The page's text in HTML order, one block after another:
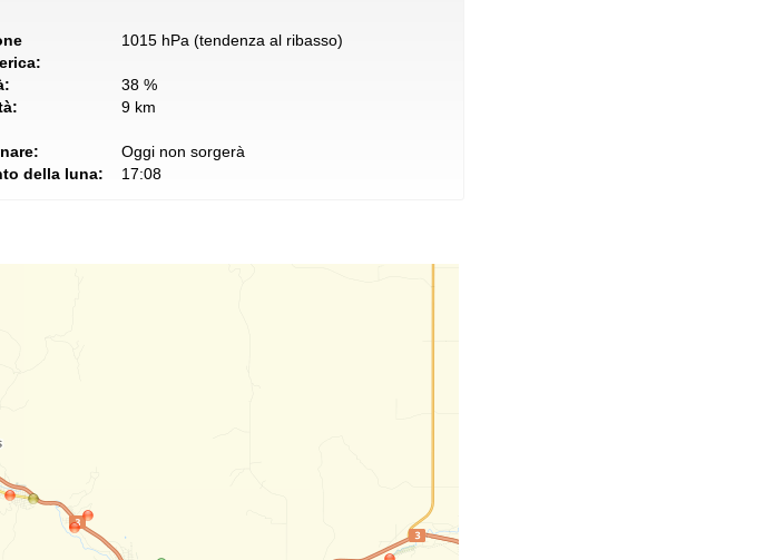
1015 hPa (tendenza al ribasso)
38 %
9 km
Oggi non sorgerà
della luna:
17:08